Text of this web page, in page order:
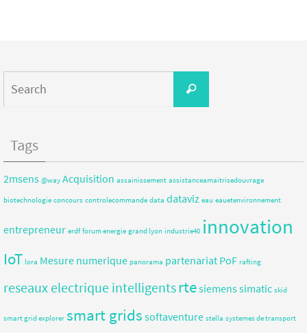
Tags
2msens @way Acquisition assainissement assistanceamaitrisedouvrage
biotechnologie concours controlecommande data dataviz eau eauetenvironnement
entrepreneur erdf forum energie grand lyon industrie40 innovation
IoT lora Mesure numerique panorama partenariat PoF rafting
reseaux electrique intelligentsrtesiemenssimatic skid
smart grid explorer smart grids softaventure stella systemes de transport